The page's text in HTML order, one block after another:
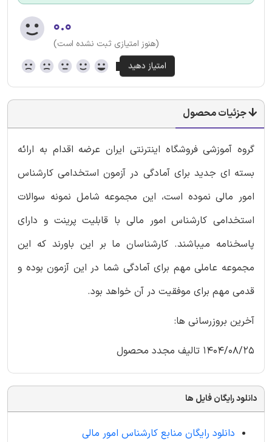
۰.۰
(هنوز امتیازی ثبت نشده است)
جزئیات محصول
گروه آموزشی فروشگاه اینترنتی ایران عرضه اقدام به ارائه
بسته ای جدید برای آمادگی در آزمون استخدامی کارشناس
امور مالی نموده است، این مجموعه شامل نمونه سوالات
استخدامی کارشناس امور مالی با قابلیت پرینت و دارای
پاسخنامه میباشند. کارشناسان ما بر این باورند که این
مجموعه عاملی مهم برای آمادگی شما در این آزمون بوده و
قدمی مهم برای موفقیت در آن خواهد بود.
آخرین بروزرسانی ها:
1404/08/25 تالیف مجدد محصول
دانلود رایگان فایل ها
دانلود رایگان منابع کارشناس امور مالی